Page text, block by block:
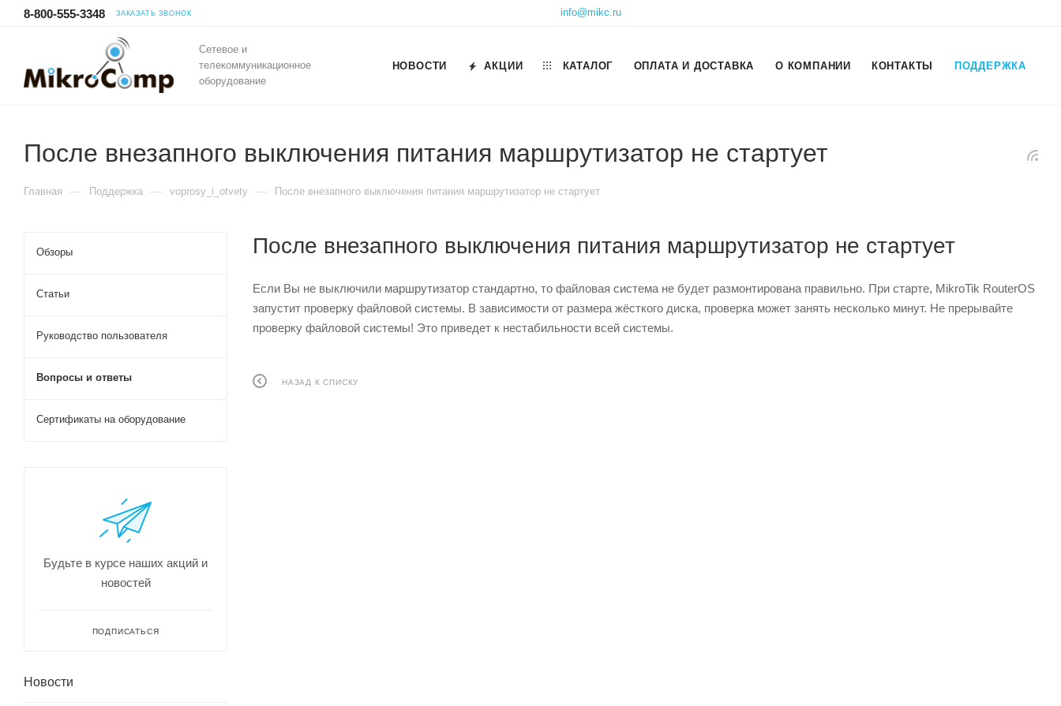
8-800-555-3348 ЗАКАЗАТЬ ЗВОНОК info@mikc.ru
Сетевое и
телекоммуникационное
оборудование
НОВОСТИ АКЦИИ КАТАЛОГ ОПЛАТА И ДОСТАВКА О КОМПАНИИ КОНТАКТЫ ПОДДЕРЖКА
После внезапного выключения питания маршрутизатор не стартует
Главная — Поддержка — voprosy_i_otvety — После внезапного выключения питания маршрутизатор не стартует
После внезапного выключения питания маршрутизатор не стартует
Если Вы не выключили маршрутизатор стандартно, то файловая система не будет размонтирована правильно. При старте, MikroTik RouterOS
запустит проверку файловой системы. В зависимости от размера жёсткого диска, проверка может занять несколько минут. Не прерывайте
проверку файловой системы! Это приведет к нестабильности всей системы.
НАЗАД К СПИСКУ
Обзоры
Статьи
Руководство пользователя
Вопросы и ответы
Сертификаты на оборудование
Будьте в курсе наших акций и
новостей
ПОДПИСАТЬСЯ
Новости